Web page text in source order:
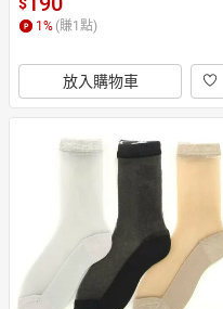
$
1 % (賺1 點)
放入購物車